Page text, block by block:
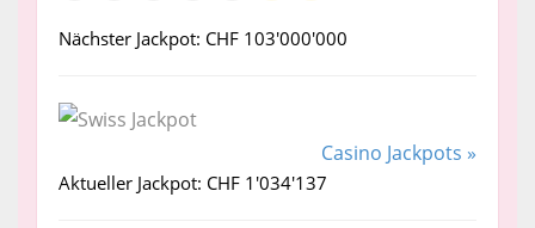
Nächster Jackpot: CHF 103'000'000
Casino Jackpots »
Aktueller Jackpot: CHF 1'034'137